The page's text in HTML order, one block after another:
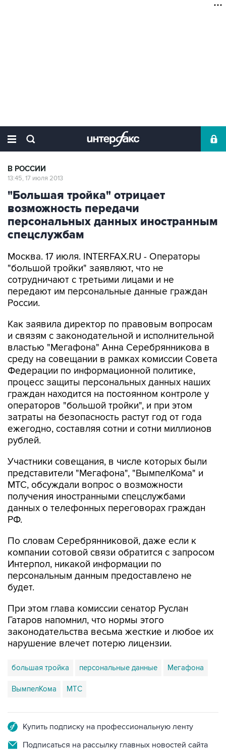
В РОССИИ
13:45, 17 июля 2013
"Большая тройка" отрицает
возможность передачи
персональных данных иностранным
спецслужбам
Москва. 17 июля. INTERFAX.RU - Операторы
"большой тройки" заявляют, что не
сотрудничают с третьими лицами и не
передают им персональные данные граждан
России.
Как заявила директор по правовым вопросам
и связям с законодательной и исполнительной
властью "Мегафона" Анна Серебрянникова в
среду на совещании в рамках комиссии Совета
Федерации по информационной политике,
процесс защиты персональных данных наших
граждан находится на постоянном контроле у
операторов "большой тройки", и при этом
затраты на безопасность растут год от года
ежегодно, составляя сотни и сотни миллионов
рублей.
Участники совещания, в числе которых были
представители "Мегафона", "ВымпелКома" и
МТС, обсуждали вопрос о возможности
получения иностранными спецслужбами
данных о телефонных переговорах граждан
РФ.
По словам Серебрянниковой, даже если к
компании сотовой связи обратится с запросом
Интерпол, никакой информации по
персональным данным предоставлено не
будет.
При этом глава комиссии сенатор Руслан
Гатаров напомнил, что нормы этого
законодательства весьма жесткие и любое их
нарушение влечет потерю лицензии.
большая тройка персональные данные Мегафона
ВымпелКома МТС
Купить подписку на профессиональную ленту
Подписаться на рассылку главных новостей сайта